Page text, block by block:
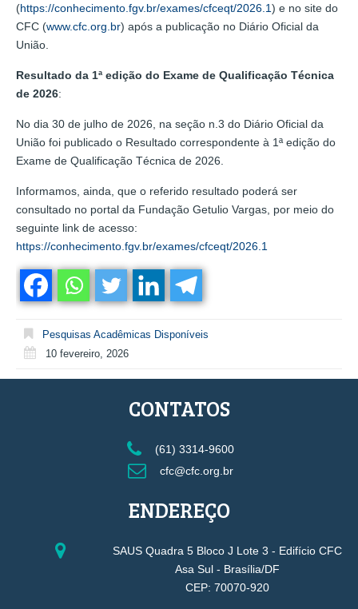
(https://conhecimento.fgv.br/exames/cfceqt/2026.1) e no site do
CFC (www.cfc.org.br) após a publicação no Diário Oficial da
União.
Resultado da 1ª edição do Exame de Qualificação Técnica
de 2026:
No dia 30 de julho de 2026, na seção n.3 do Diário Oficial da
União foi publicado o Resultado correspondente à 1ª edição do
Exame de Qualificação Técnica de 2026.
Informamos, ainda, que o referido resultado poderá ser
consultado no portal da Fundação Getulio Vargas, por meio do
seguinte link de acesso:
https://conhecimento.fgv.br/exames/cfceqt/2026.1
Pesquisas Acadêmicas Disponíveis
10 fevereiro, 2026
CONTATOS
(61) 3314-9600
cfc@cfc.org.br
ENDEREÇO
SAUS Quadra 5 Bloco J Lote 3 - Edifício CFC
Asa Sul - Brasília/DF
CEP: 70070-920